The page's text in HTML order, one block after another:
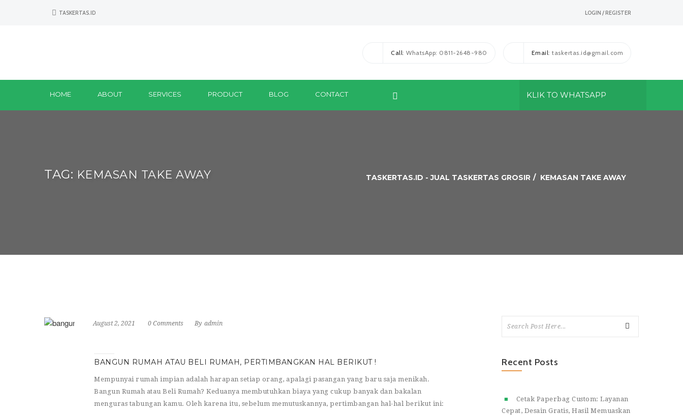
TASKERTAS.ID LOGIN / REGISTER
Call: WhatsApp: 0811-2648-980 Email: taskertas.id@gmail.com
KLIK TO WHATSAPP
HOME ABOUT SERVICES PRODUCT BLOG CONTACT
TAG: KEMASAN TAKE AWAY TASKERTAS.ID - JUAL TASKERTAS GROSIR KEMASAN TAKE AWAY
August 2, 2021 0 Comments By admin
BANGUN RUMAH ATAU BELI RUMAH, PERTIMBANGKAN HAL BERIKUT !
Mempunyai rumah impian adalah harapan setiap orang, apalagi pasangan yang baru saja menikah.
Bangun Rumah atau Beli Rumah? Keduanya membutuhkan biaya yang cukup banyak dan bakalan
menguras tabungan kamu. Oleh karena itu, sebelum memutuskannya, pertimbangan hal-hal berikut ini:
Recent Posts
Cetak Paperbag Custom: Layanan
Cepat, Desain Gratis, Hasil Memuaskan